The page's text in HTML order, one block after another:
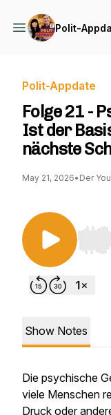
Polit-
Polit-Appdate
Folge 21 -
Ist der
nächste
May 21, 2026• Der
Use
Show Notes
Die psychische
viele Menschen
Druck oder